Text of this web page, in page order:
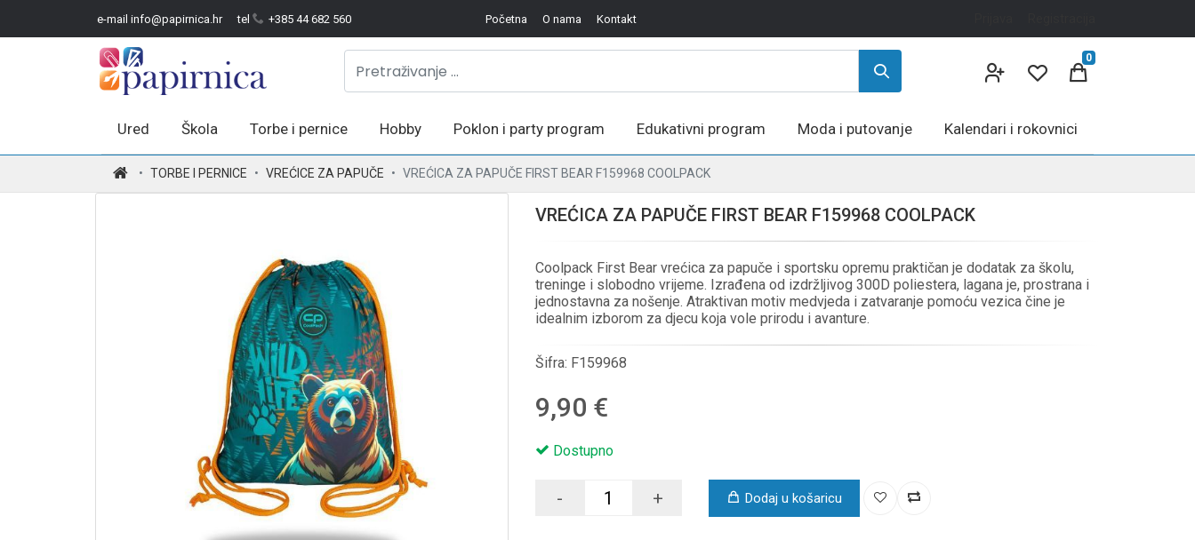
e-mail info@papirnica.hr tel +385 44 682 560 Početna O nama Kontakt
0
Ured Škola Torbe i pernice Hobby Poklon i party program Edukativni program Moda i putovanje Kalendari i rokovnici
TORBE I PERNICE VREĆICE ZA PAPUČE VREĆICA ZA PAPUČE FIRST BEAR F159968 COOLPACK
VREĆICA ZA PAPUČE FIRST BEAR F159968 COOLPACK
Coolpack First Bear vrećica za papuče i sportsku opremu praktičan je dodatak za školu,
treninge i slobodno vrijeme. Izrađena od izdržljivog 300D poliestera, lagana je, prostrana i
jednostavna za nošenje. Atraktivan motiv medvjeda i zatvaranje pomoću vezica čine je
idealnim izborom za djecu koja vole prirodu i avanture.
Šifra: F159968
9,90 €
Dostupno
- + Dodaj u košaricu